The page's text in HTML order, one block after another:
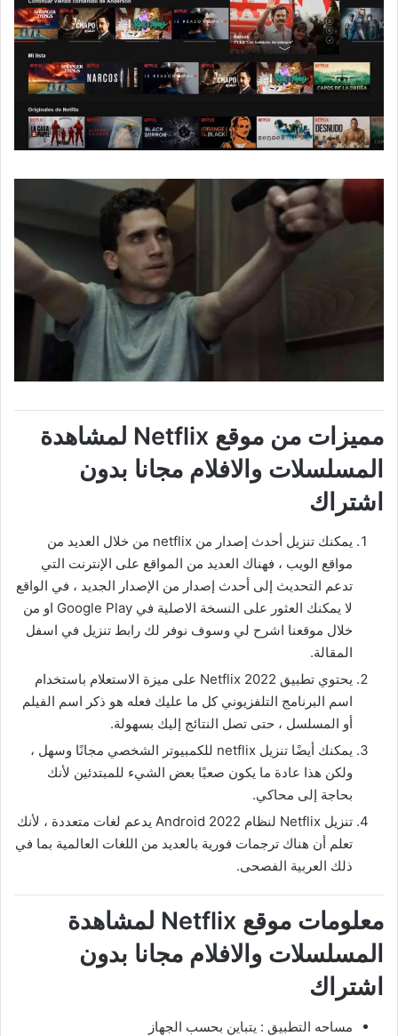
مميزات من موقع Netflix لمشاهدة
المسلسلات والافلام مجانا بدون
اشتراك
يمكنك تنزيل أحدث إصدار من netflix من خلال العديد من
مواقع الويب ، فهناك العديد من المواقع على الإنترنت التي
تدعم التحديث إلى أحدث إصدار من الإصدار الجديد ، في الواقع
لا يمكنك العثور على النسخة الاصلية في Google Play او من
خلال موقعنا اشرح لي وسوف نوفر لك رابط تنزيل في اسفل
المقالة.
يحتوي تطبيق Netflix 2022 على ميزة الاستعلام باستخدام
اسم البرنامج التلفزيوني كل ما عليك فعله هو ذكر اسم الفيلم
أو المسلسل ، حتى تصل النتائج إليك بسهولة.
يمكنك أيضًا تنزيل netflix للكمبيوتر الشخصي مجانًا وسهل ،
ولكن هذا عادة ما يكون صعبًا بعض الشيء للمبتدئين لأنك
بحاجة إلى محاكي.
تنزيل Netflix لنظام Android 2022 يدعم لغات متعددة ، لأنك
تعلم أن هناك ترجمات فورية بالعديد من اللغات العالمية بما في
ذلك العربية الفصحى.
معلومات موقع Netflix لمشاهدة
المسلسلات والافلام مجانا بدون
اشتراك
مساحه التطبيق : يتباين بحسب الجهاز